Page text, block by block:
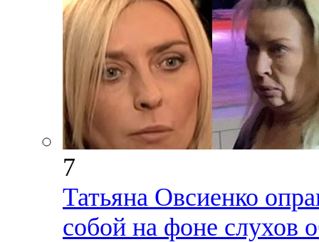
7
Татьяна Овсиенко
собой на фоне слухов